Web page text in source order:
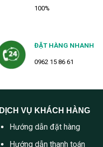
100%
ĐẶT HÀNG NHANH
0962 15 86 61
DỊCH VỤ KHÁCH HÀNG
Hướng dẫn đặt hàng
Hướng dẫn thanh toán